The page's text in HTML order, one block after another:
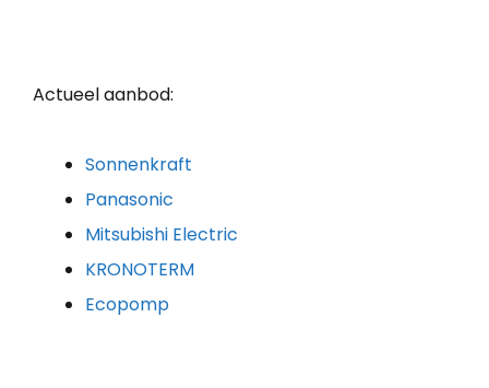
Actueel aanbod:
Sonnenkraft
Panasonic
Mitsubishi Electric
KRONOTERM
Ecopomp